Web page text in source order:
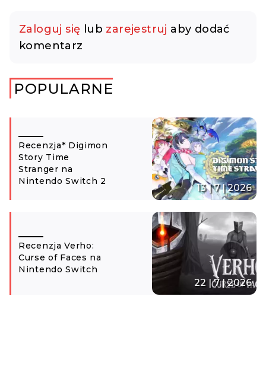
Zaloguj się lub zarejestruj aby dodać
komentarz
POPULARNE
Recenzja* Digimon
Story Time
Stranger na
Nintendo Switch 2
13 | 7 | 2026
Recenzja Verho:
Curse of Faces na
Nintendo Switch
22 | 7 | 2026